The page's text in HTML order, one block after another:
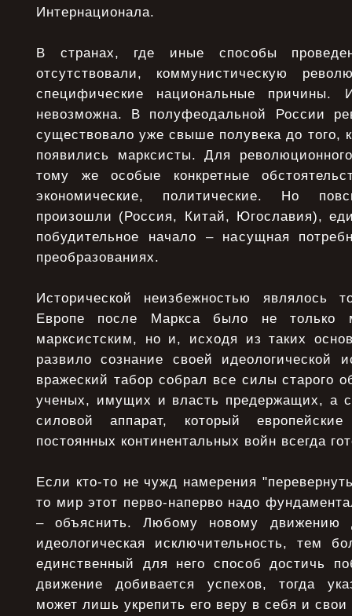
Интернационала.
В странах, где иные способы
отсутствовали, коммунистическую
специфические национальные
невозможна. В полуфеодальной России
существовало уже свыше полувека до того,
появились марксисты. Для
тому же особые конкретные
экономические, политические. Но
произошли (Россия, Китай, Югославия),
побудительное начало – насущная
преобразованиях.
Исторической неизбежностью являлось
Европе после Маркса было не только
марксистским, но и, исходя из таких
развило сознание своей идеологической
вражеский табор собрал все силы старого
ученых, имущих и власть предержащих, а
силовой аппарат, который
постоянных континентальных войн всегда
Если кто-то не чужд намерения
то мир этот перво-наперво надо
– объяснить. Любому новому движению
идеологическая исключительность, тем
единственный для него способ достичь
движение добивается успехов, тогда
может лишь укрепить его веру в себя и